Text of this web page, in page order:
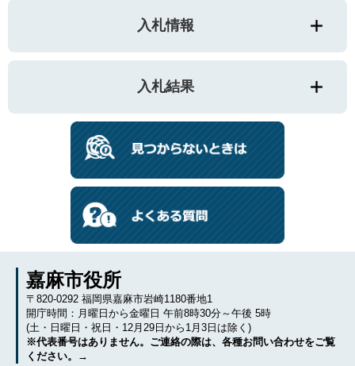
入札情報
入札結果
嘉麻市役所
〒820-0292 福岡県嘉麻市岩崎1180番地1
開庁時間：月曜日から金曜日 午前8時30分～午後 5時
(土・日曜日・祝日・12月29日から1月3日は除く)
※代表番号はありません。ご連絡の際は、各種お問い合わせをご覧
ください。→